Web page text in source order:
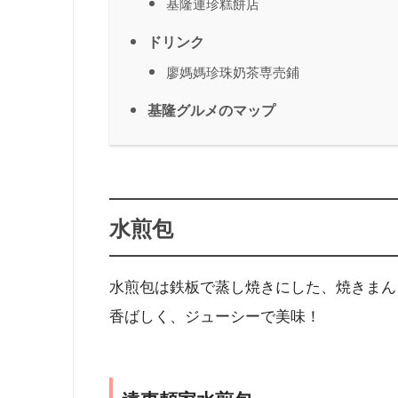
ドリンク
廖媽媽珍珠奶茶専売鋪
基隆グルメのマップ
水煎包
水煎包は鉄板で蒸し焼きにした、焼きま
香ばしく、ジューシーで美味！